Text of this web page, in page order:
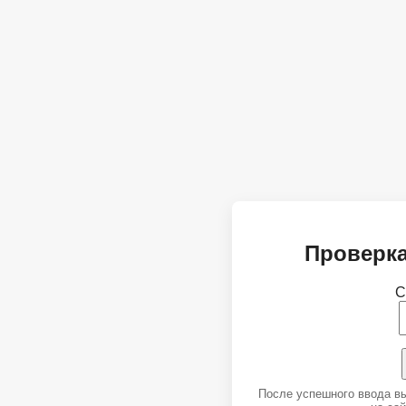
После успешного ввода